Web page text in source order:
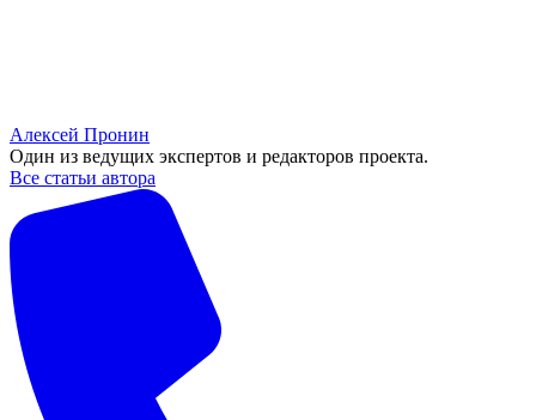
Алексей Пронин
Один из ведущих экспертов и редакторов проекта.
Все статьи автора